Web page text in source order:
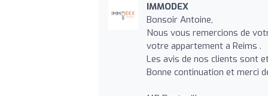
IMMODEX
Bonsoir Antoine,
Nous vous remercions de
votre appartement a Reims .
Les avis de nos clients sont
Bonne continuation et merci